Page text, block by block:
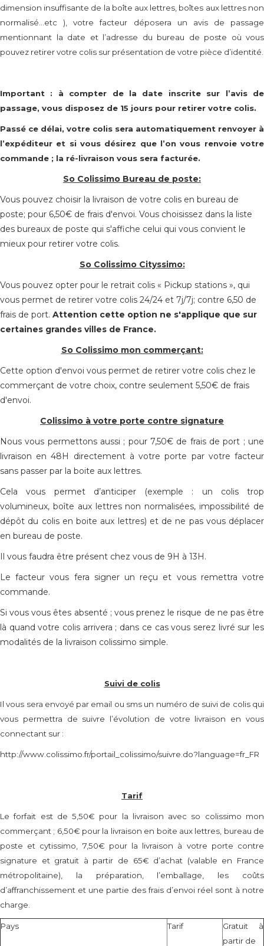
dimension insuffisante de la boîte aux lettres, boîtes aux lettres non
normalisé…etc ), votre facteur déposera un avis de passage
mentionnant la date et l’adresse du bureau de poste où vous
pouvez retirer votre colis sur présentation de votre pièce d’identité.
Important : à compter de la date inscrite sur l’avis de
passage, vous disposez de 15 jours pour retirer votre colis.
Passé ce délai, votre colis sera automatiquement renvoyer à
l’expéditeur et si vous désirez que l’on vous renvoie votre
commande ; la ré-livraison vous sera facturée.
So Colissimo Bureau de poste:
Vous pouvez choisir la livraison de votre colis en bureau de
poste; pour 6,50€ de frais d'envoi. Vous choisissez dans la liste
des bureaux de poste qui s'affiche celui qui vous convient le
mieux pour retirer votre colis.
So Colissimo Cityssimo:
Vous pouvez opter pour le retrait colis « Pickup stations », qui
vous permet de retirer votre colis 24/24 et 7j/7j; contre 6,50 de
frais de port. Attention cette option ne s'applique que sur
certaines grandes villes de France.
So Colissimo mon commerçant:
Cette option d'envoi vous permet de retirer votre colis chez le
commerçant de votre choix, contre seulement 5,50€ de frais
d'envoi.
Colissimo à votre porte contre signature
Nous vous permettons aussi ; pour 7,50€ de frais de port ; une
livraison en 48H directement à votre porte par votre facteur
sans passer par la boite aux lettres.
Cela vous permet d’anticiper (exemple : un colis trop
volumineux, boîte aux lettres non normalisées, impossibilité de
dépôt du colis en boite aux lettres) et de ne pas vous déplacer
en bureau de poste.
Il vous faudra être présent chez vous de 9H à 13H.
Le facteur vous fera signer un reçu et vous remettra votre
commande.
Si vous vous êtes absenté ; vous prenez le risque de ne pas être
là quand votre colis arrivera ; dans ce cas vous serez livré sur les
modalités de la livraison colissimo simple.
Suivi de colis
Il vous sera envoyé par email ou sms un numéro de suivi de colis qui
vous permettra de suivre l’évolution de votre livraison en vous
connectant sur :
http://www.colissimo.fr/portail_colissimo/suivre.do?language=fr_FR
Tarif
Le forfait est de 5,50€ pour la livraison avec so colissimo mon
commerçant ; 6,50€ pour la livraison en boite aux lettres, bureau de
poste et cytissimo, 7,50€ pour la livraison à votre porte contre
signature et gratuit à partir de 65€ d’achat (valable en France
métropolitaine), la préparation, l’emballage, les coûts
d’affranchissement et une partie des frais d’envoi réel sont à notre
charge.
Pays Tarif
Gratuit à
partir de